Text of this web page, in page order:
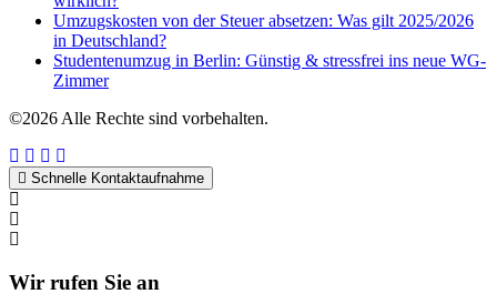
Umzugskosten von der Steuer absetzen: Was gilt 2025/2026
in Deutschland?
Studentenumzug in Berlin: Günstig & stressfrei ins neue WG-
Zimmer
©2026 Alle Rechte sind vorbehalten.
Schnelle Kontaktaufnahme
Wir rufen Sie an